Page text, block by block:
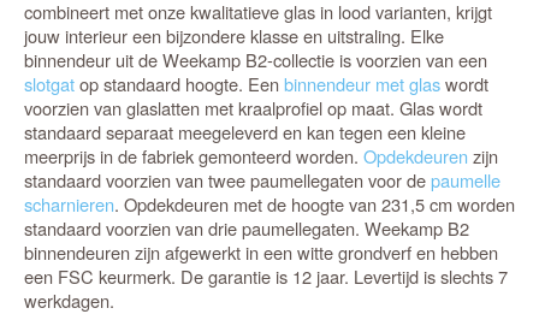
combineert met onze kwalitatieve glas in lood varianten, krijgt
jouw interieur een bijzondere klasse en uitstraling. Elke
binnendeur uit de Weekamp B2-collectie is voorzien van een
slotgatop standaard hoogte. Eenbinnendeur met glaswordt
voorzien van glaslatten met kraalprofiel op maat. Glas wordt
standaard separaat meegeleverd en kan tegen een kleine
meerprijs in de fabriek gemonteerd worden. Opdekdeuren zijn
standaard voorzien van twee paumellegaten voor depaumelle
scharnieren. Opdekdeuren met de hoogte van 231,5 cm worden
standaard voorzien van drie paumellegaten. Weekamp B2
binnendeuren zijn afgewerkt in een witte grondverf en hebben
een FSC keurmerk. De garantie is 12 jaar. Levertijd is slechts 7
werkdagen.